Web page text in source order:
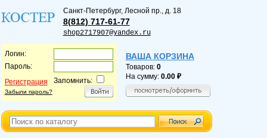
Санкт-Петербург, Лесной пр., д. 18
8(812) 717-61-77
shop2717907@yandex.ru
Логин:
Пароль:
Регистрация
Забыли пароль?
Запомнить:
ВАША КОРЗИНА
Товаров: 0
На сумму: 0.00